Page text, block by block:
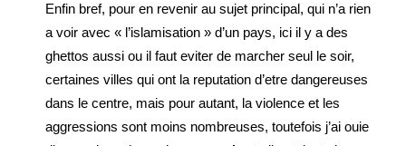
Enfin bref, pour en revenir au sujet principal, qui n’a rien
a voir avec « l’islamisation » d’un pays, ici il y a des
ghettos aussi ou il faut eviter de marcher seul le soir,
certaines villes qui ont la reputation d’etre dangereuses
dans le centre, mais pour autant, la violence et les
aggressions sont moins nombreuses, toutefois j’ai ouie